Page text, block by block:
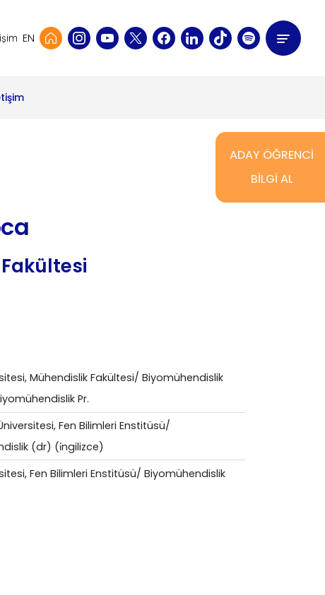
EN
Mühendislik Fakültesi/ Biyomühendislik
Pr.
Fen Bilimleri Enstitüsü/
(dr) (i̇ngilizce)
Fen Bilimleri Enstitüsü/ Biyomühendislik
ADAY ÖĞRENCİ
BİLGİ AL